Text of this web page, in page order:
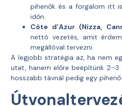
pihenők és a forgalom itt
időn.
Côte d’Azur (Nizza,
nettó vezetés, amit
megállóval tervezni.
A legjobb stratégia az, ha nem
utat, hanem előre beépítünk 2–3
hosszabb távnál pedig egy